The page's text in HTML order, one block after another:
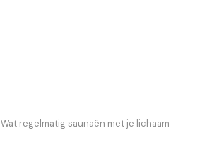
Wat regelmatig saunaën met je lichaam